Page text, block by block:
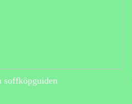
soffköpguiden